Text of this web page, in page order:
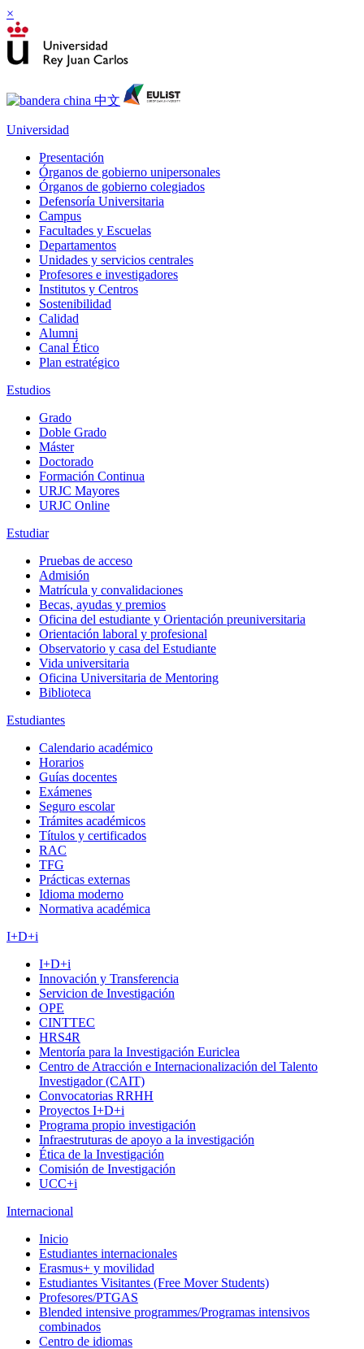
×
Universidad
Presentación
Órganos de gobierno unipersonales
Órganos de gobierno colegiados
Defensoría Universitaria
Campus
Facultades y Escuelas
Departamentos
Unidades y servicios centrales
Profesores e investigadores
Institutos y Centros
Sostenibilidad
Calidad
Alumni
Canal Ético
Plan estratégico
Estudios
Grado
Doble Grado
Máster
Doctorado
Formación Continua
URJC Mayores
URJC Online
Estudiar
Pruebas de acceso
Admisión
Matrícula y convalidaciones
Becas, ayudas y premios
Oficina del estudiante y Orientación preuniversitaria
Orientación laboral y profesional
Observatorio y casa del Estudiante
Vida universitaria
Oficina Universitaria de Mentoring
Biblioteca
Estudiantes
Calendario académico
Horarios
Guías docentes
Exámenes
Seguro escolar
Trámites académicos
Títulos y certificados
RAC
TFG
Prácticas externas
Idioma moderno
Normativa académica
I+D+i
I+D+i
Innovación y Transferencia
Servicion de Investigación
OPE
CINTTEC
HRS4R
Mentoría para la Investigación Euriclea
Centro de Atracción e Internacionalización del Talento
Investigador (CAIT)
Convocatorias RRHH
Proyectos I+D+i
Programa propio investigación
Infraestruturas de apoyo a la investigación
Ética de la Investigación
Comisión de Investigación
UCC+i
Internacional
Inicio
Estudiantes internacionales
Erasmus+ y movilidad
Estudiantes Visitantes (Free Mover Students)
Profesores/PTGAS
Blended intensive programmes/Programas intensivos
combinados
Centro de idiomas